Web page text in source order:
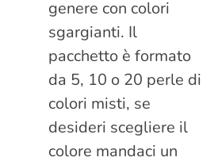
genere con colori
sgargianti. Il
pacchetto è formato
da 5, 10 o 20 perle di
colori misti, se
desideri scegliere il
colore mandaci un